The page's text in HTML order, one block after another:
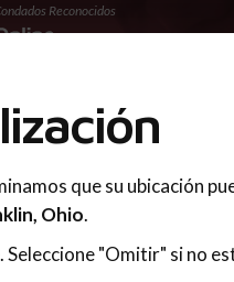
Reconocidos
que su ubicación
Ohio.
"Omitir" si no